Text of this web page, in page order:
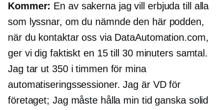
Kommer: En av sakerna jag vill erbjuda till alla
som lyssnar, om du nämnde den här podden,
när du kontaktar oss via DataAutomation.com,
ger vi dig faktiskt en 15 till 30 minuterssamtal.
Jag tar ut 350 i timmen för mina
automatiseringssessioner. Jag är VD för
företaget; Jag måste hålla min tid ganska solid